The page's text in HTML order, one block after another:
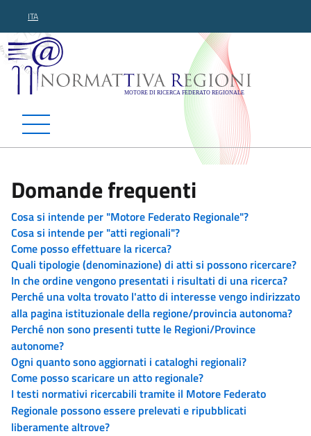
ITA
Normattiva Regioni -
Domande frequenti
Cosa si intende per "Motore Federato Regionale"?
Cosa si intende per "atti regionali"?
Come posso effettuare la ricerca?
Quali tipologie (denominazione) di atti si possono ricercare?
In che ordine vengono presentati i risultati di una ricerca?
Perché una volta trovato l'atto di interesse vengo indirizzato
alla pagina istituzionale della regione/provincia autonoma?
Perché non sono presenti tutte le Regioni/Province
autonome?
Ogni quanto sono aggiornati i cataloghi regionali?
Come posso scaricare un atto regionale?
I testi normativi ricercabili tramite il Motore Federato
Regionale possono essere prelevati e ripubblicati
liberamente altrove?